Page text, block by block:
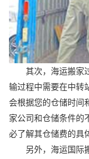
其次，海运搬家过
输过程中需要在中转
会根据您的仓储时间
家公司和仓储条件的
必了解其仓储费的具
另外，海运国际